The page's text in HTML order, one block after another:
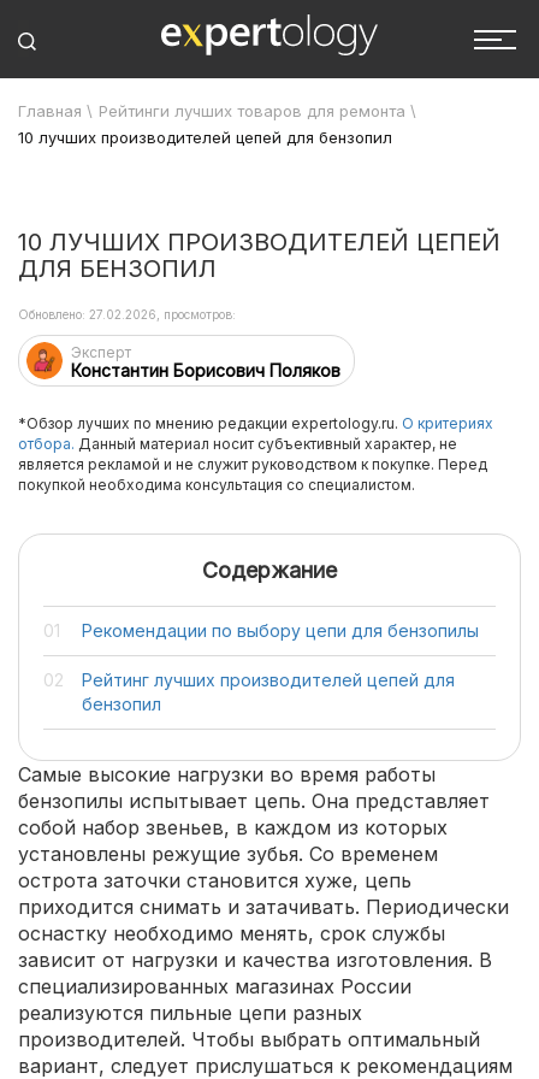
Главная \ Рейтинги лучших товаров для ремонта \
10 лучших производителей цепей для бензопил
10 ЛУЧШИХ ПРОИЗВОДИТЕЛЕЙ ЦЕПЕЙ
ДЛЯ БЕНЗОПИЛ
Эксперт
Константин Борисович Поляков
Обновлено: 27.02.2026, просмотров:
*Обзор лучших по мнению редакции expertology.ru. О критериях
отбора. Данный материал носит субъективный характер, не
является рекламой и не служит руководством к покупке. Перед
покупкой необходима консультация со специалистом.
Содержание
Рекомендации по выбору цепи для бензопилы
Рейтинг лучших производителей цепей для
бензопил
Самые высокие нагрузки во время работы
бензопилы испытывает цепь. Она представляет
собой набор звеньев, в каждом из которых
установлены режущие зубья. Со временем
острота заточки становится хуже, цепь
приходится снимать и затачивать. Периодически
оснастку необходимо менять, срок службы
зависит от нагрузки и качества изготовления. В
специализированных магазинах России
реализуются пильные цепи разных
производителей. Чтобы выбрать оптимальный
вариант, следует прислушаться к рекомендациям